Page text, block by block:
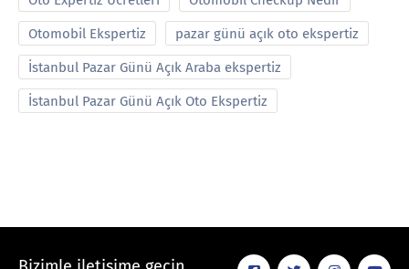
Otomobil Ekspertiz pazar günü açık oto ekspertiz
İstanbul Pazar Günü Açık Araba ekspertiz
İstanbul Pazar Günü Açık Oto Ekspertiz